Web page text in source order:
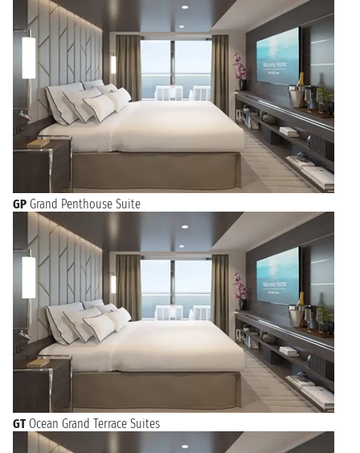
GP Grand Penthouse Suite
GT Ocean Grand Terrace Suites